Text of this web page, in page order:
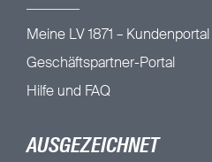
Meine LV 1871 – Kundenportal
Geschäftspartner-Portal
Hilfe und FAQ
AUSGEZEICHNET